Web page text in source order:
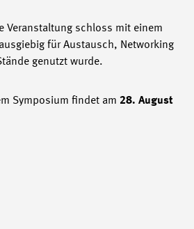
Veranstaltung schloss mit einem
für Austausch, Networking
genutzt wurde.
Symposium findet am 28. August